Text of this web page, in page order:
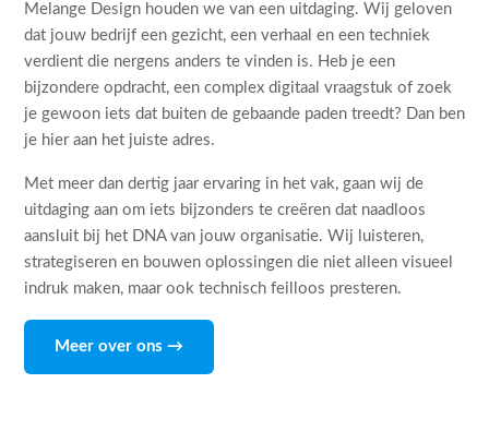
Melange Design houden we van een uitdaging. Wij geloven
dat jouw bedrijf een gezicht, een verhaal en een techniek
verdient die nergens anders te vinden is. Heb je een
bijzondere opdracht, een complex digitaal vraagstuk of zoek
je gewoon iets dat buiten de gebaande paden treedt? Dan ben
je hier aan het juiste adres.
Met meer dan dertig jaar ervaring in het vak, gaan wij de
uitdaging aan om iets bijzonders te creëren dat naadloos
aansluit bij het DNA van jouw organisatie. Wij luisteren,
strategiseren en bouwen oplossingen die niet alleen visueel
indruk maken, maar ook technisch feilloos presteren.
Meer over ons →